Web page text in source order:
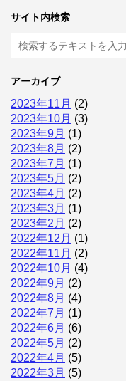
サイト内検索
アーカイブ
2023年11月 (2)
2023年10月 (3)
2023年9月 (1)
2023年8月 (2)
2023年7月 (1)
2023年5月 (2)
2023年4月 (2)
2023年3月 (1)
2023年2月 (2)
2022年12月 (1)
2022年11月 (2)
2022年10月 (4)
2022年9月 (2)
2022年8月 (4)
2022年7月 (1)
2022年6月 (6)
2022年5月 (2)
2022年4月 (5)
2022年3月 (5)